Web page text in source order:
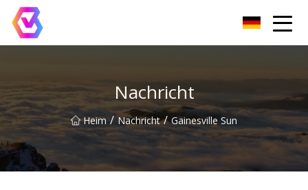
Nachricht
Heim / Nachricht / Gainesville Sun